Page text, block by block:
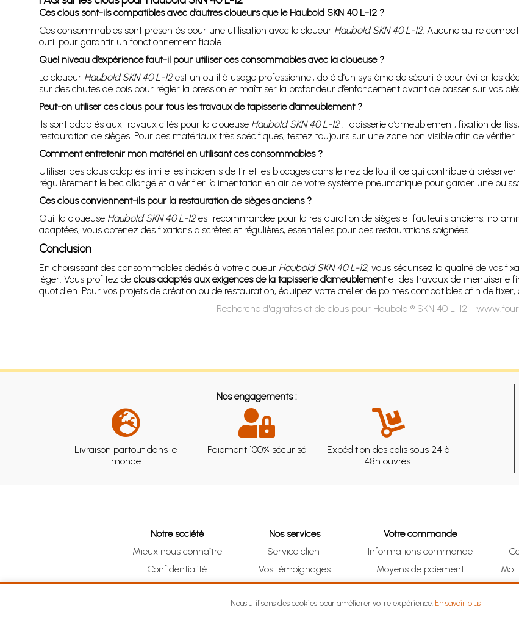
Ces clous sont-ils compatibles avec d’autres cloueurs que le Haubold SKN 40 L-12 ?
Ces consommables sont présentés pour une utilisation avec le cloueur Haubold SKN 40 L-12. Aucune autre
outil pour garantir un fonctionnement fiable.
Quel niveau d’expérience faut-il pour utiliser ces consommables avec la cloueuse ?
Le cloueur Haubold SKN 40 L-12est un outil à usage professionnel, doté d’un système de sécurité pour éviter les
sur des chutes de bois pour régler la pression et maîtriser la profondeur d’enfoncement avant de passer sur vos
Peut-on utiliser ces clous pour tous les travaux de tapisserie d’ameublement ?
Ils sont adaptés aux travaux cités pour la cloueuse Haubold SKN 40 L-12: tapisserie d’ameublement, fixation de
restauration de sièges. Pour des matériaux très spécifiques, testez toujours sur une zone non visible afin de vérifier
Comment entretenir mon matériel en utilisant ces consommables ?
Utiliser des clous adaptés limite les incidents de tir et les blocages dans le nez de l’outil, ce qui contribue à
régulièrement le bec allongé et à vérifier l’alimentation en air de votre système pneumatique pour garder une
Ces clous conviennent-ils pour la restauration de sièges anciens ?
Oui, la cloueuse Haubold SKN 40 L-12est recommandée pour la restauration de sièges et fauteuils anciens,
adaptées, vous obtenez des fixations discrètes et régulières, essentielles pour des restaurations soignées.
Conclusion
En choisissant des consommables dédiés à votre cloueur Haubold SKN 40 L-12, vous sécurisez la qualité de vos
léger. Vous profitez de clous adaptés aux exigences de la tapisserie d’ameublementet des travaux de menuiserie
quotidien. Pour vos projets de création ou de restauration, équipez votre atelier de pointes compatibles afin de
Recherche d'agrafes et de clous pour Haubold ® SKN 40 L-12 -
Nos engagements :
Livraison partout dans le
monde
Paiement 100% sécurisé
Expédition des colis sous 24 à
48h ouvrés.
Notre société
Mieux nous connaître
Confidentialité
CGV
Nos services
Service client
Vos témoignages
Clic & Collect (DRIVE)
Votre commande
Informations commande
Moyens de paiement
Suivre vos achats
Mot
Nous utilisons des cookies pour améliorer votre expérience. En savoir plus